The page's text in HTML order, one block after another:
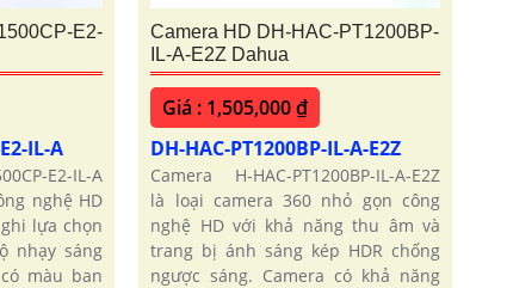
E2-
IL-A
E2-IL-A
nghệ HD
lựa chọn
nhạy sáng
màu ban
Camera HD DH-HAC-PT1200BP-
IL-A-E2Z Dahua
Giá : 1,505,000 ₫
DH-HAC-PT1200BP-IL-A-E2Z
Camera H-HAC-PT1200BP-IL-A-E2Z
là loại camera 360 nhỏ gọn công
nghệ HD với khả năng thu âm và
trang bị ánh sáng kép HDR chống
ngược sáng. Camera có khả năng